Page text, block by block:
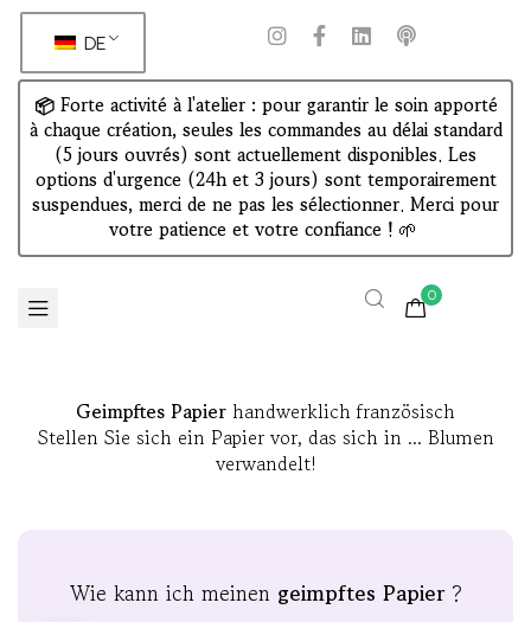
📦 Forte activité à l'atelier : pour garantir le soin apporté
à chaque création, seules les commandes au délai standard
(5 jours ouvrés) sont actuellement disponibles. Les
options d'urgence (24h et 3 jours) sont temporairement
suspendues, merci de ne pas les sélectionner. Merci pour
votre patience et votre confiance ! 🌱
DE
0
Geimpftes Papier handwerklich französisch
Stellen Sie sich ein Papier vor, das sich in ... Blumen
verwandelt!
Wie kann ich meinen geimpftes Papier?